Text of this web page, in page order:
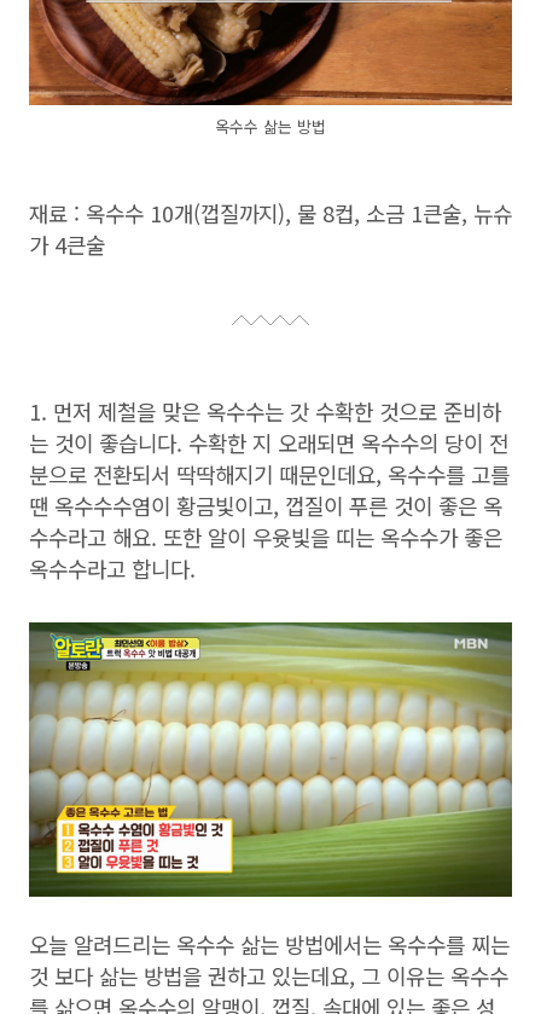
옥수수 삶는 방법
재료 : 옥수수 10개(껍질까지), 물 8컵, 소금 1큰술, 뉴슈
가 4큰술
1. 먼저 제철을 맞은 옥수수는 갓 수확한 것으로 준비하
는 것이 좋습니다. 수확한 지 오래되면 옥수수의 당이 전
분으로 전환되서 딱딱해지기 때문인데요, 옥수수를 고를
땐 옥수수수염이 황금빛이고, 껍질이 푸른 것이 좋은 옥
수수라고 해요. 또한 알이 우윳빛을 띠는 옥수수가 좋은
옥수수라고 합니다.
오늘 알려드리는 옥수수 삶는 방법에서는 옥수수를 찌는
것 보다 삶는 방법을 권하고 있는데요, 그 이유는 옥수수
를 삶으면 옥수수의 알맹이, 껍질, 속대에 있는 좋은 성